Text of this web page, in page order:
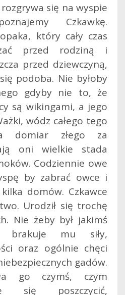
się na wyspie
Czkawkę.
który cały czas
przed rodziną i
przed dziewczyną,
podoba. Nie byłoby
gdyby nie to, że
są wikingami, a jego
wódz całego tego
domiar złego za
oni wielkie stada
Codziennie owe
by zabrać owce i
domów. Czkawce
Urodził się trochę
Nie żeby był jakimś
brakuje mu siły,
oraz ogólnie chęci
gadów.
go czymś, czym
się poszczycić,